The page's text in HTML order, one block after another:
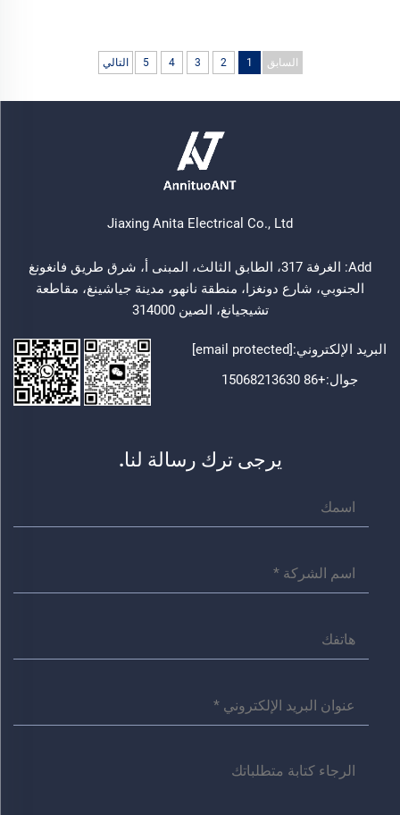
السابق 1
2
3
4
5 التالي
Jiaxing Anita Electrical Co., Ltd
Add: الغرفة 317، الطابق الثالث، المبنى أ، شرق طريق فانغونغ
الجنوبي، شارع دونغزا، منطقة نانهو، مدينة جياشينغ، مقاطعة
تشيجيانغ، الصين 314000
البريد الإلكتروني:[email protected]
جوال:+86 15068213630
يرجى ترك رسالة لنا.